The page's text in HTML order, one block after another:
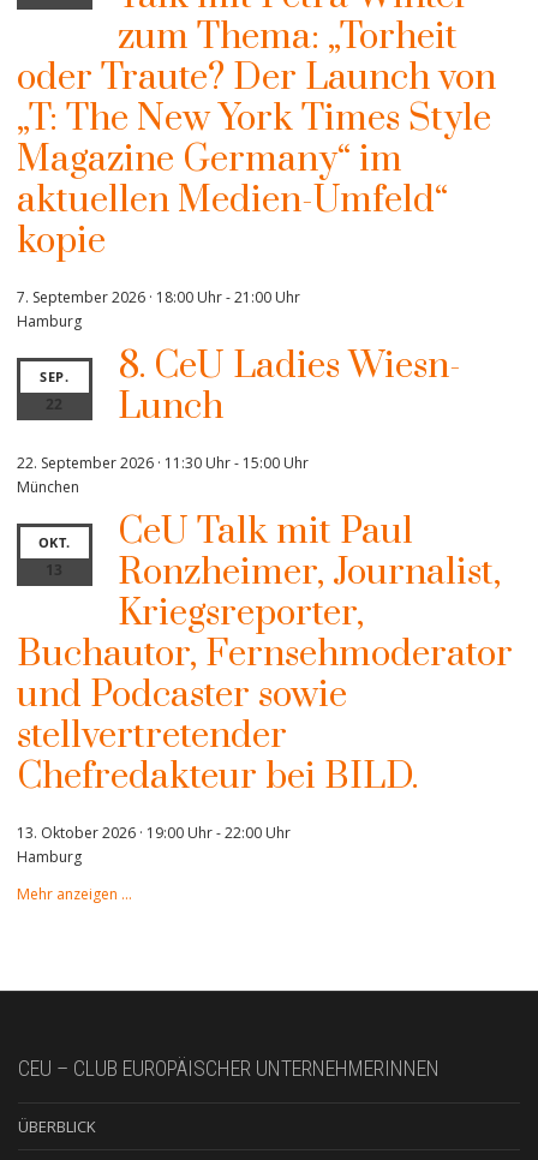
zum Thema: „Torheit
oder Traute? Der Launch von
„T: The New York Times Style
Magazine Germany“ im
aktuellen Medien-Umfeld“
kopie
7. September 2026 · 18:00 Uhr-21:00 Uhr
Hamburg
SEP.
22
8. CeU Ladies Wiesn-
Lunch
22. September 2026 · 11:30 Uhr- 15:00 Uhr
München
OKT.
13
CeU Talk mit Paul
Ronzheimer, Journalist,
Kriegsreporter,
Buchautor, Fernsehmoderator
und Podcaster sowie
stellvertretender
Chefredakteur bei BILD.
13. Oktober 2026 · 19:00 Uhr-22:00 Uhr
Hamburg
Mehr anzeigen …
CEU – CLUB EUROPÄISCHER UNTERNEHMERINNEN
ÜBERBLICK